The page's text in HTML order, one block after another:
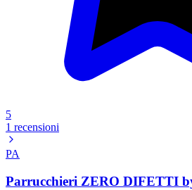
5
1 recensioni
PA
Parrucchieri ZERO DIFETTI